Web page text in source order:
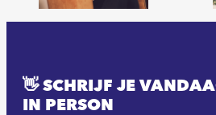
👋 SCHRIJF JE
IN PERSON